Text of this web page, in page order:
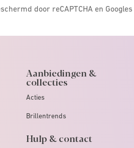
door reCAPTCHA en Googles
Aanbiedingen &
collecties
Acties
Brillentrends
Hulp & contact